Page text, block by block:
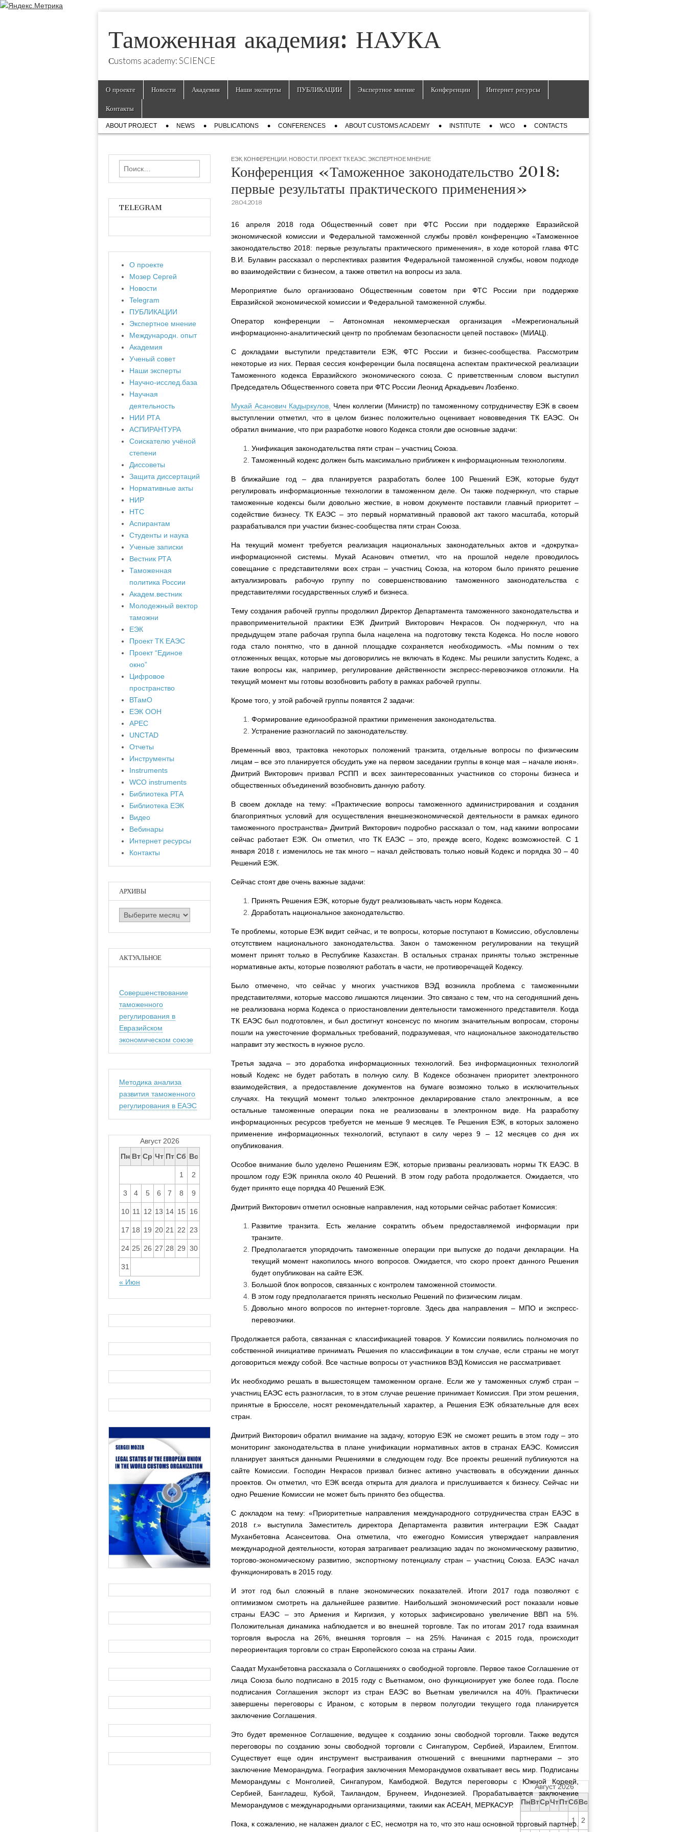
Таможенная академия: НАУКА
Сustoms academy: SCIENCE
Main
content
О проекте Новости Академия Наши эксперты ПУБЛИКАЦИИ Экспертное мнение Конференции Интернет ресурсы
Контакты
Sub
menu
ABOUT PROJECT NEWS PUBLICATIONS СONFERENCES ABOUT CUSTOMS ACADEMY INSTITUTE WCO CONTACTS
ЕЭК КОНФЕРЕНЦИИ НОВОСТИ ПРОЕКТ ТК ЕАЭС ЭКСПЕРТНОЕ МНЕНИЕ
Конференция «Таможенное законодательство 2018:
первые результаты практического применения»
28.04.2018
16 апреля 2018 года Общественный совет при ФТС России при поддержке Евразийской
экономической комиссии и Федеральной таможенной службы провёл конференцию «Таможенное
законодательство 2018: первые результаты практического применения», в ходе которой глава ФТС
В.И. Булавин рассказал о перспективах развития Федеральной таможенной службы, новом подходе
во взаимодействии с бизнесом, а также ответил на вопросы из зала.
Мероприятие было организовано Общественным советом при ФТС России при поддержке
Евразийской экономической комиссии и Федеральной таможенной службы.
Оператор конференции – Автономная некоммерческая организация «Межрегиональный
информационно-аналитический центр по проблемам безопасности цепей поставок» (МИАЦ).
С докладами выступили представители ЕЭК, ФТС России и бизнес-сообщества. Рассмотрим
некоторые из них. Первая сессия конференции была посвящена аспектам практической реализации
Таможенного кодекса Евразийского экономического союза. С приветственным словом выступил
Председатель Общественного совета при ФТС России Леонид Аркадьевич Лозбенко.
Мукай Асанович Кадыркулов,
Член коллегии (Министр) по таможенному сотрудничеству ЕЭК в своем
выступлении отметил, что в целом бизнес положительно оценивает нововведения ТК ЕАЭС. Он
обратил внимание, что при разработке нового Кодекса стояли две основные задачи:
Унификация законодательства пяти стран – участниц Союза.
Таможенный кодекс должен быть максимально приближен к информационным технологиям.
В ближайшие год – два планируется разработать более 100 Решений ЕЭК, которые будут
регулировать информационные технологии в таможенном деле. Он также подчеркнул, что старые
таможенные кодексы были довольно жесткие, в новом документе поставили главный приоритет –
содействие бизнесу. ТК ЕАЭС – это первый нормативный правовой акт такого масштаба, который
разрабатывался при участии бизнес-сообщества пяти стран Союза.
На текущий момент требуется реализация национальных законодательных актов и «докрутка»
информационной системы. Мукай Асанович отметил, что на прошлой неделе проводилось
совещание с представителями всех стран – участниц Союза, на котором было принято решение
актуализировать рабочую группу по совершенствованию таможенного законодательства с
представителями государственных служб и бизнеса.
Тему создания рабочей группы продолжил Директор Департамента таможенного законодательства и
правоприменительной практики ЕЭК Дмитрий Викторович Некрасов. Он подчеркнул, что на
предыдущем этапе рабочая группа была нацелена на подготовку текста Кодекса. Но после нового
года стало понятно, что в данной площадке сохраняется необходимость. «Мы помним о тех
отложенных вещах, которые мы договорились не включать в Кодекс. Мы решили запустить Кодекс, а
такие вопросы как, например, регулирование действенности экспресс-перевозчиков отложили. На
текущий момент мы готовы возобновить работу в рамках рабочей группы.
Кроме того, у этой рабочей группы появятся 2 задачи:
Формирование единообразной практики применения законодательства.
Устранение разногласий по законодательству.
Временный ввоз, трактовка некоторых положений транзита, отдельные вопросы по физическим
лицам – все это планируется обсудить уже на первом заседании группы в конце мая – начале июня».
Дмитрий Викторович призвал РСПП и всех заинтересованных участников со стороны бизнеса и
общественных объединений возобновить данную работу.
В своем докладе на тему: «Практические вопросы таможенного администрирования и создания
благоприятных условий для осуществления внешнеэкономической деятельности в рамках единого
таможенного пространства» Дмитрий Викторович подробно рассказал о том, над какими вопросами
сейчас работает ЕЭК. Он отметил, что ТК ЕАЭС – это, прежде всего, Кодекс возможностей. С 1
января 2018 г. изменилось не так много – начал действовать только новый Кодекс и порядка 30 – 40
Решений ЕЭК.
Сейчас стоят две очень важные задачи:
Принять Решения ЕЭК, которые будут реализовывать часть норм Кодекса.
Доработать национальное законодательство.
Те проблемы, которые ЕЭК видит сейчас, и те вопросы, которые поступают в Комиссию, обусловлены
отсутствием национального законодательства. Закон о таможенном регулировании на текущий
момент принят только в Республике Казахстан. В остальных странах приняты только экстренные
нормативные акты, которые позволяют работать в части, не противоречащей Кодексу.
Было отмечено, что сейчас у многих участников ВЭД возникла проблема с таможенными
представителями, которые массово лишаются лицензии. Это связано с тем, что на сегодняшний день
не реализована норма Кодекса о приостановлении деятельности таможенного представителя. Когда
ТК ЕАЭС был подготовлен, и был достигнут консенсус по многим значительным вопросам, стороны
пошли на ужесточение формальных требований, подразумевая, что национальное законодательство
направит эту жесткость в нужное русло.
Третья задача – это доработка информационных технологий. Без информационных технологий
новый Кодекс не будет работать в полную силу. В Кодексе обозначен приоритет электронного
взаимодействия, а предоставление документов на бумаге возможно только в исключительных
случаях. На текущий момент только электронное декларирование стало электронным, а все
остальные таможенные операции пока не реализованы в электронном виде. На разработку
информационных ресурсов требуется не меньше 9 месяцев. Те Решения ЕЭК, в которых заложено
применение информационных технологий, вступают в силу через 9 – 12 месяцев со дня их
опубликования.
Особое внимание было уделено Решениям ЕЭК, которые призваны реализовать нормы ТК ЕАЭС. В
прошлом году ЕЭК приняла около 40 Решений. В этом году работа продолжается. Ожидается, что
будет принято еще порядка 40 Решений ЕЭК.
Дмитрий Викторович отметил основные направления, над которыми сейчас работает Комиссия:
Развитие транзита. Есть желание сократить объем предоставляемой информации при
транзите.
Предполагается упорядочить таможенные операции при выпуске до подачи декларации. На
текущий момент накопилось много вопросов. Ожидается, что скоро проект данного Решения
будет опубликован на сайте ЕЭК.
Большой блок вопросов, связанных с контролем таможенной стоимости.
В этом году предполагается принять несколько Решений по физическим лицам.
Довольно много вопросов по интернет-торговле. Здесь два направления – МПО и экспресс-
перевозчики.
Продолжается работа, связанная с классификацией товаров. У Комиссии появились полномочия по
собственной инициативе принимать Решения по классификации в том случае, если страны не могут
договориться между собой. Все частные вопросы от участников ВЭД Комиссия не рассматривает.
Их необходимо решать в вышестоящем таможенном органе. Если же у таможенных служб стран –
участниц ЕАЭС есть разногласия, то в этом случае решение принимает Комиссия. При этом решения,
принятые в Брюсселе, носят рекомендательный характер, а Решения ЕЭК обязательные для всех
стран.
Дмитрий Викторович обратил внимание на задачу, которую ЕЭК не сможет решить в этом году – это
мониторинг законодательства в плане унификации нормативных актов в странах ЕАЭС. Комиссия
планирует заняться данными Решениями в следующем году. Все проекты решений публикуются на
сайте Комиссии. Господин Некрасов призвал бизнес активно участвовать в обсуждении данных
проектов. Он отметил, что ЕЭК всегда открыта для диалога и прислушивается к бизнесу. Сейчас ни
одно Решение Комиссии не может быть принято без общества.
С докладом на тему: «Приоритетные направления международного сотрудничества стран ЕАЭС в
2018 г.» выступила Заместитель директора Департамента развития интеграции ЕЭК Саадат
Муханбетовна Асансеитова. Она отметила, что ежегодно Комиссия утверждает направления
международной деятельности, которая затрагивает реализацию задач по экономическому развитию,
торгово-экономическому развитию, экспортному потенциалу стран – участниц Союза. ЕАЭС начал
функционировать в 2015 году.
И этот год был сложный в плане экономических показателей. Итоги 2017 года позволяют с
оптимизмом смотреть на дальнейшее развитие. Наибольший экономический рост показали новые
страны ЕАЭС – это Армения и Киргизия, у которых зафиксировано увеличение ВВП на 5%.
Положительная динамика наблюдается и во внешней торговле. Так по итогам 2017 года взаимная
торговля выросла на 26%, внешняя торговля – на 25%. Начиная с 2015 года, происходит
переориентация торговли со стран Европейского союза на страны Азии.
Саадат Муханбетовна рассказала о Соглашениях о свободной торговле. Первое такое Соглашение от
лица Союза было подписано в 2015 году с Вьетнамом, оно функционирует уже более года. После
подписания Соглашения экспорт из стран ЕАЭС во Вьетнам увеличился на 40%. Практически
завершены переговоры с Ираном, с которым в первом полугодии текущего года планируется
заключение Соглашения.
Это будет временное Соглашение, ведущее к созданию зоны свободной торговли. Также ведутся
переговоры по созданию зоны свободной торговли с Сингапуром, Сербией, Израилем, Египтом.
Существует еще один инструмент выстраивания отношений с внешними партнерами – это
заключение Меморандума. География заключения Меморандумов охватывает весь мир. Подписаны
Меморандумы с Монголией, Сингапуром, Камбоджой. Ведутся переговоры с Южной Кореей,
Сербией, Бангладеш, Кубой, Таиландом, Брунеем, Индонезией. Прорабатывается заключение
Меморандумов с международными организациями, такими как АСЕАН, МЕРКАСУР.
Пока, к сожалению, не налажен диалог с ЕС, несмотря на то, что это наш основной торговый партнер.
Найти:
TELEGRAM
О проекте
Мозер Сергей
Новости
Telegram
ПУБЛИКАЦИИ
Экспертное мнение
Международн. опыт
Академия
Ученый совет
Наши эксперты
Научно-исслед.база
Научная
деятельность
НИИ РТА
АСПИРАНТУРА
Соискателю учёной
степени
Диссоветы
Защита диссертаций
Нормативные акты
НИР
НТС
Аспирантам
Студенты и наука
Ученые записки
Вестник РТА
Таможенная
политика России
Академ.вестник
Молодежный вектор
таможни
ЕЭК
Проект ТК ЕАЭС
Проект “Единое
окно”
Цифровое
пространство
ВТамО
ЕЭК ООН
APEC
UNCTAD
Отчеты
Инструменты
Instruments
WCO instruments
Библиотека РТА
Библиотека ЕЭК
Видео
Вебинары
Интернет ресурсы
Контакты
АРХИВЫ
Архивы
АКТУАЛЬНОЕ
Совершенствование
таможенного
регулирования в
Евразийском
экономическом союзе
Методика анализа
развития таможенного
регулирования в ЕАЭС
Август 2026
Пн Вт Ср Чт Пт Сб Вс
1 2
3 4 5 6 7 8 9
10 11 12 13 14 15 16
17 18 19 20 21 22 23
24 25 26 27 28 29 30
31
« Июн
Август 2026
ПнВтСрЧтПтСбВс
1 2